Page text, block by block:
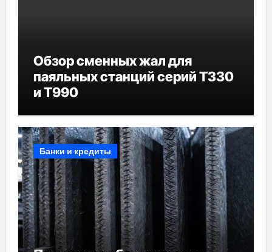
Обзор сменных жал для
паяльных станций серий T330
и T990
Банки и кредиты